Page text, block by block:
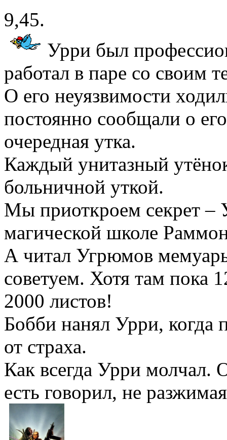
9,45.
Урри был
работал в паре со своим
О его неуязвимости
постоянно сообщали о
очередная утка.
Каждый унитазный
больничной уткой.
Мы приоткроем секрет –
магической школе
А читал Угрюмов
советуем. Хотя там пока
2000 листов!
Бобби нанял Урри, когда
от страха.
Как всегда Урри молчал.
есть говорил, не